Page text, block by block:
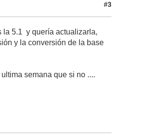
#3
la 5.1 y quería actualizarla,
y la conversión de la base
semana que si no ....